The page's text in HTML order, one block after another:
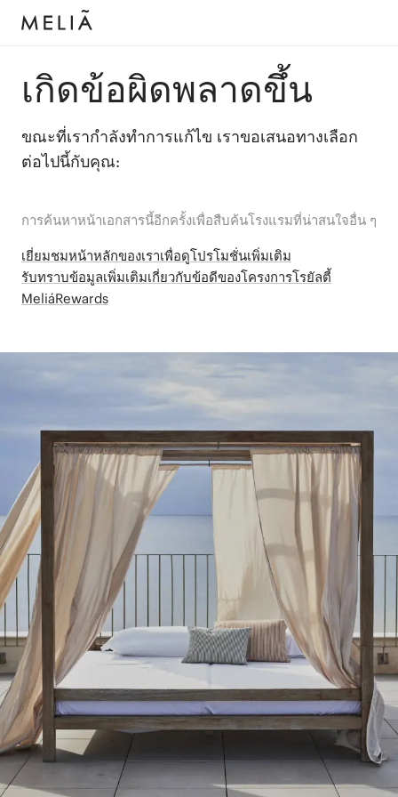
เกิดข้อผิดพลาดขึ้น
ขณะที่เรากำลังทำการแก้ไข เราขอเสนอทางเลือก
ต่อไปนี้กับคุณ:
การค้นหาหน้าเอกสารนี้อีกครั้งเพื่อสืบค้นโรงแรมที่น่าสนใจอื่น ๆ
เยี่ยมชมหน้าหลักของเราเพื่อดูโปรโมชั่นเพิ่มเติม
รับทราบข้อมูลเพิ่มเติมเกี่ยวกับข้อดีของโครงการโรยัลตี้
MeliáRewards